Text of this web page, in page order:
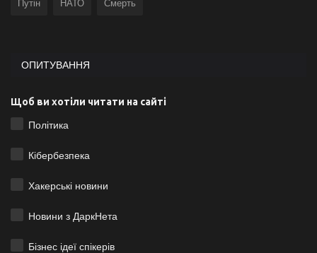
Путін НАТО Смерть
ОПИТУВАННЯ
Щоб ви хотіли читати на сайті
Політика
Кібербезпека
Хакерські новини
Новини з ДаркНета
Бізнес ідеї спікерів